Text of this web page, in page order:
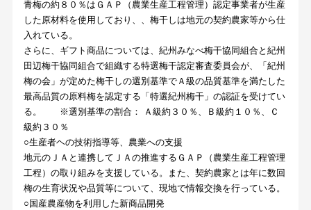
青梅の約８０％はＧＡＰ（農業生産工程管理）認定事業者が生産
した原材料を使用しており、、梅干しは地元の契約農家等から仕
入れている。
さらに、ギフト商品については、紀州みなべ梅干協同組合と紀州
田辺梅干協同組合で組織する特選梅干認定審査委員会が、「紀州
梅の会」が定めた梅干しの選別基準でＡ級の品質基準を満たした
最高品質の原料梅を認定する「特選紀州梅干」の認証を受けてい
る。 ※選別基準の割合： Ａ級約３０％、Ｂ級約１０％、Ｃ
級約３０％
○生産者ヘの技術指導等、農業への支援
地元のＪＡと連携してＪＡの推進するＧＡＰ（農業生産工程管理
工程）の取り組みを支援している。また、契約農家とは年に数回
梅の生育状況や品質等について、現地で情報交換を行っている。
○国産農産物を利用した新商品開発